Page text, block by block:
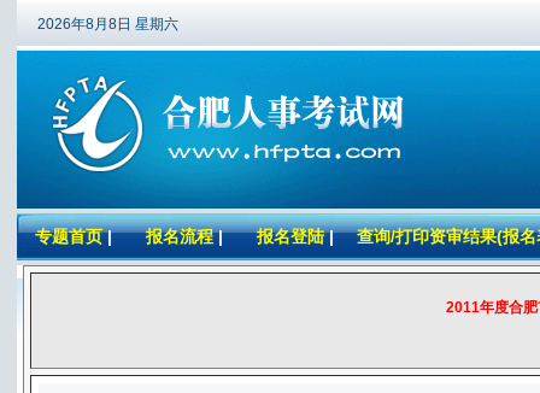
2026年8月8日 星期六
专题首页 | 报名流程| 报名登陆 | 查询/打印资审结果(报名
2011年度合